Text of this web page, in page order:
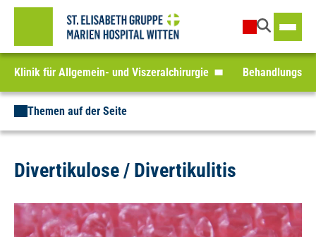
Klinik für Allgemein- und Viszeralchirurgie
Themen auf der Seite
Divertikulose / Divertikulitis